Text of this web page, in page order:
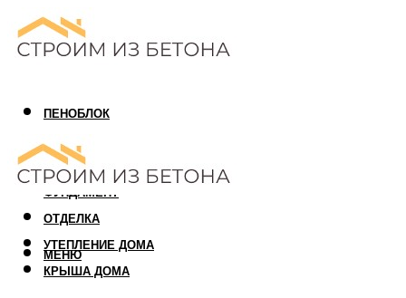
ПЕНОБЛОК
ГАЗОБЛОК
АРБОЛИТОВЫЙ БЛОК
ФУНДАМЕНТ
ОТДЕЛКА
УТЕПЛЕНИЕ ДОМА
КРЫША ДОМА
МЕНЮ